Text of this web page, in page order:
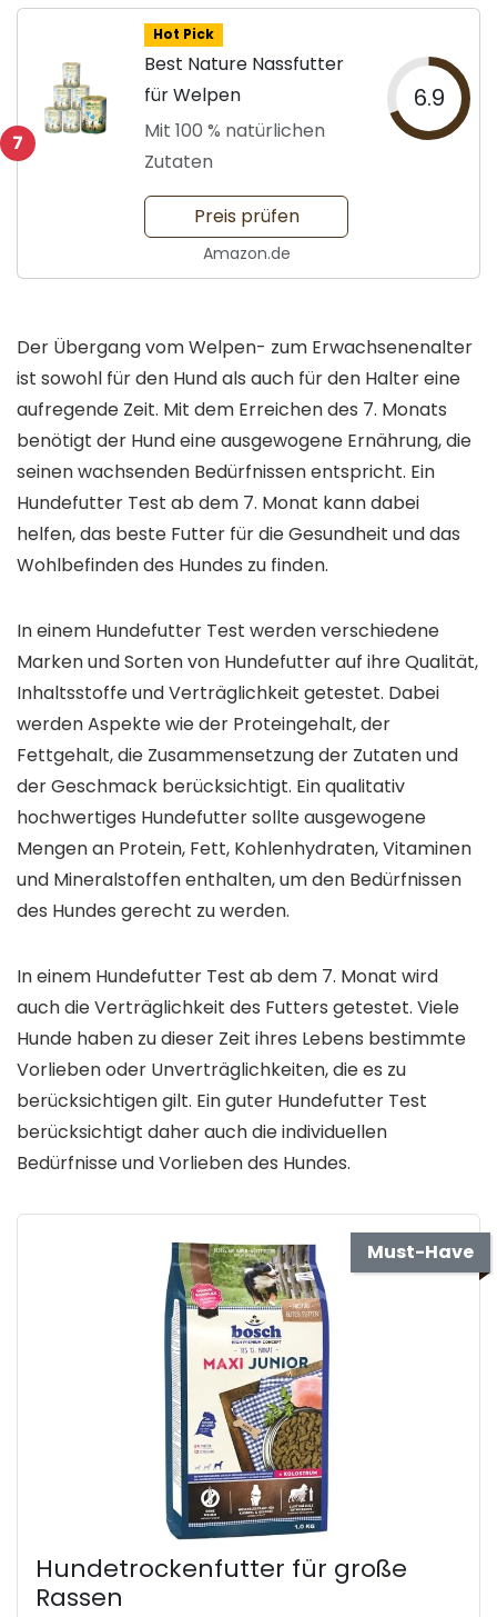
7
Hot Pick
Best Nature Nassfutter
für Welpen
Mit 100 % natürlichen
Zutaten
6.9
Preis prüfen
Amazon.de
Der Übergang vom Welpen- zum Erwachsenenalter
ist sowohl für den Hund als auch für den Halter eine
aufregende Zeit. Mit dem Erreichen des 7. Monats
benötigt der Hund eine ausgewogene Ernährung, die
seinen wachsenden Bedürfnissen entspricht. Ein
Hundefutter Test ab dem 7. Monat kann dabei
helfen, das beste Futter für die Gesundheit und das
Wohlbefinden des Hundes zu finden.
In einem Hundefutter Test werden verschiedene
Marken und Sorten von Hundefutter auf ihre Qualität,
Inhaltsstoffe und Verträglichkeit getestet. Dabei
werden Aspekte wie der Proteingehalt, der
Fettgehalt, die Zusammensetzung der Zutaten und
der Geschmack berücksichtigt. Ein qualitativ
hochwertiges Hundefutter sollte ausgewogene
Mengen an Protein, Fett, Kohlenhydraten, Vitaminen
und Mineralstoffen enthalten, um den Bedürfnissen
des Hundes gerecht zu werden.
In einem Hundefutter Test ab dem 7. Monat wird
auch die Verträglichkeit des Futters getestet. Viele
Hunde haben zu dieser Zeit ihres Lebens bestimmte
Vorlieben oder Unverträglichkeiten, die es zu
berücksichtigen gilt. Ein guter Hundefutter Test
berücksichtigt daher auch die individuellen
Bedürfnisse und Vorlieben des Hundes.
Must-Have
Hundetrockenfutter für große
Rassen